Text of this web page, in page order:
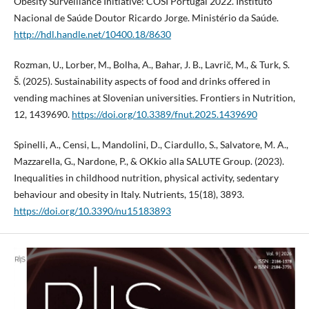
Nacional de Saúde Doutor Ricardo Jorge. Ministério da Saúde.
http://hdl.handle.net/10400.18/8630
Rozman, U., Lorber, M., Bolha, A., Bahar, J. B., Lavrič, M., & Turk, S.
Š. (2025). Sustainability aspects of food and drinks offered in
vending machines at Slovenian universities. Frontiers in Nutrition,
12, 1439690. https://doi.org/10.3389/fnut.2025.1439690
Spinelli, A., Censi, L., Mandolini, D., Ciardullo, S., Salvatore, M. A.,
Mazzarella, G., Nardone, P., & OKkio alla SALUTE Group. (2023).
Inequalities in childhood nutrition, physical activity, sedentary
behaviour and obesity in Italy. Nutrients, 15(18), 3893.
https://doi.org/10.3390/nu15183893